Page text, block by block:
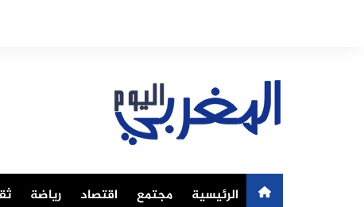
الرئيسية مجتمع اقتصاد رياضة